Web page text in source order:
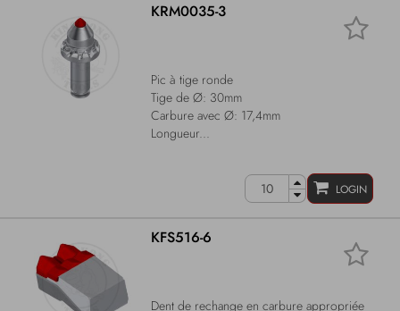
KRM0035-3
Pic à tige ronde
Tige de Ø: 30mm
Carbure avec Ø: 17,4mm
Longueur...
LOGIN
KFS516-6
Dent de rechange en carbure appropriée